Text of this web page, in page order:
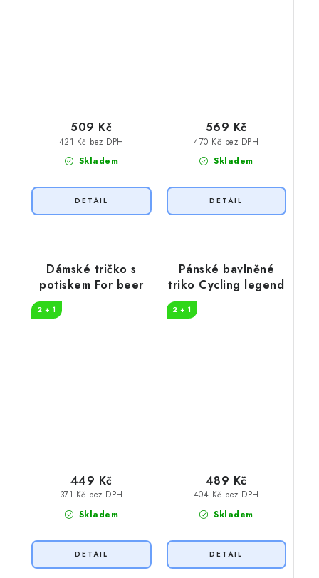
Skladem
421 Kč bez DPH
509 Kč
Skladem
470 Kč bez DPH
569 Kč
Dámské tričko s
potiskem For beer
2 + 1
Skladem
371 Kč bez DPH
449 Kč
Pánské bavlněné
triko Cycling legend
2 + 1
Skladem
404 Kč bez DPH
489 Kč